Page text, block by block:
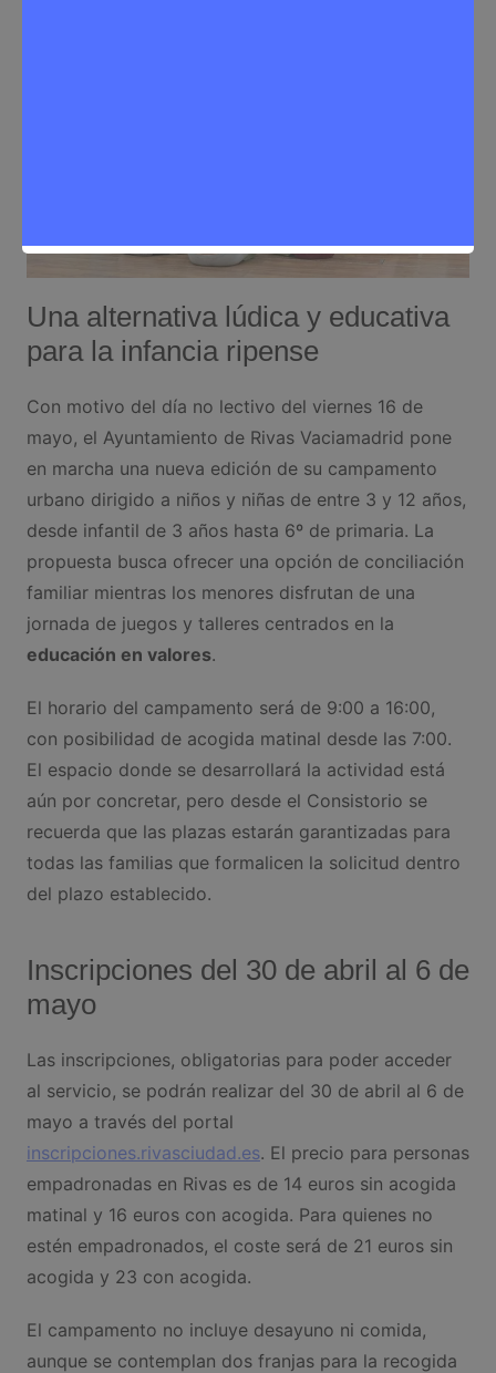
Una alternativa lúdica y educativa
para la infancia ripense
Con motivo del día no lectivo del viernes 16 de
mayo, el Ayuntamiento de Rivas Vaciamadrid pone
en marcha una nueva edición de su campamento
urbano dirigido a niños y niñas de entre 3 y 12 años,
desde infantil de 3 años hasta 6º de primaria. La
propuesta busca ofrecer una opción de conciliación
familiar mientras los menores disfrutan de una
jornada de juegos y talleres centrados en la
educación en valores.
El horario del campamento será de 9:00 a 16:00,
con posibilidad de acogida matinal desde las 7:00.
El espacio donde se desarrollará la actividad está
aún por concretar, pero desde el Consistorio se
recuerda que las plazas estarán garantizadas para
todas las familias que formalicen la solicitud dentro
del plazo establecido.
Inscripciones del 30 de abril al 6 de
mayo
Las inscripciones, obligatorias para poder acceder
al servicio, se podrán realizar del 30 de abril al 6 de
mayo a través del portal
inscripciones.rivasciudad.es. El precio para personas
empadronadas en Rivas es de 14 euros sin acogida
matinal y 16 euros con acogida. Para quienes no
estén empadronados, el coste será de 21 euros sin
acogida y 23 con acogida.
El campamento no incluye desayuno ni comida,
aunque se contemplan dos franjas para la recogida